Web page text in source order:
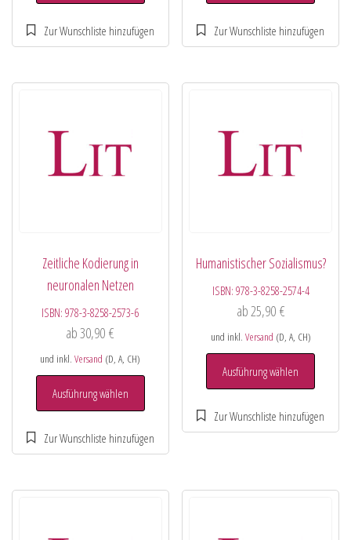
Zeitliche Kodierung in
neuronalen Netzen
ISBN:978-3-8258-2573-6
ab30,90€
und inkl.Versand (D, A, CH)
Ausführung wählen
Humanistischer Sozialismus?
ISBN: 978-3-8258-2574-4
ab 25,90 €
und inkl. Versand (D, A, CH)
Ausführung wählen